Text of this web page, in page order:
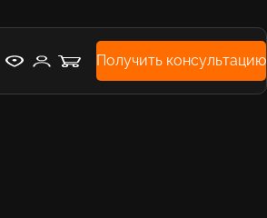
Получить консультацию